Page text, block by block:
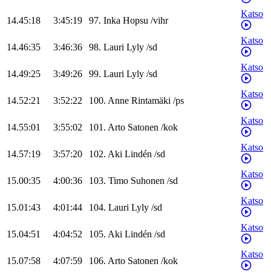
14.45:18 3:45:19 97. Inka Hopsu /vihr
Katso
14.46:35 3:46:36 98. Lauri Lyly /sd
Katso
14.49:25 3:49:26 99. Lauri Lyly /sd
Katso
14.52:21 3:52:22 100. Anne Rintamäki /ps
Katso
14.55:01 3:55:02 101. Arto Satonen /kok
Katso
14.57:19 3:57:20 102. Aki Lindén /sd
Katso
15.00:35 4:00:36 103. Timo Suhonen /sd
Katso
15.01:43 4:01:44 104. Lauri Lyly /sd
Katso
15.04:51 4:04:52 105. Aki Lindén /sd
Katso
15.07:58 4:07:59 106. Arto Satonen /kok
Katso